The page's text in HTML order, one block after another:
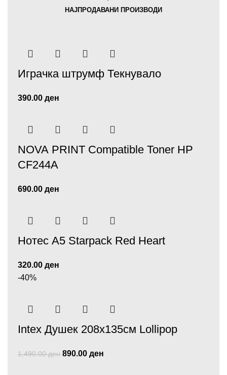
НАЈПРОДАВАНИ ПРОИЗВОДИ
Играчка штрумф Текнувало
390.00 ден
NOVA PRINT Compatible Toner HP
CF244A
690.00 ден
Нотес А5 Starpack Red Heart
320.00 ден
-40%
Intex Душек 208х135см Lollipop
1,490.00ден 890.00 ден